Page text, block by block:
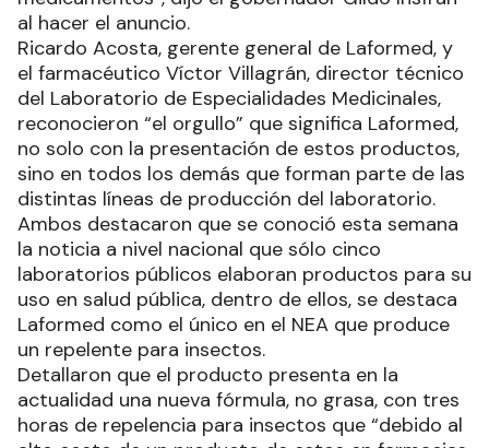
al hacer el anuncio.
Ricardo Acosta, gerente general de Laformed, y
el farmacéutico Víctor Villagrán, director técnico
del Laboratorio de Especialidades Medicinales,
reconocieron “el orgullo” que significa Laformed,
no solo con la presentación de estos productos,
sino en todos los demás que forman parte de las
distintas líneas de producción del laboratorio.
Ambos destacaron que se conoció esta semana
la noticia a nivel nacional que sólo cinco
laboratorios públicos elaboran productos para su
uso en salud pública, dentro de ellos, se destaca
Laformed como el único en el NEA que produce
un repelente para insectos.
Detallaron que el producto presenta en la
actualidad una nueva fórmula, no grasa, con tres
horas de repelencia para insectos que “debido al